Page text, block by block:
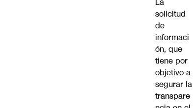
solicitud
de
informaci
ón, que
tiene por
objetivo a
segurar la
transpare